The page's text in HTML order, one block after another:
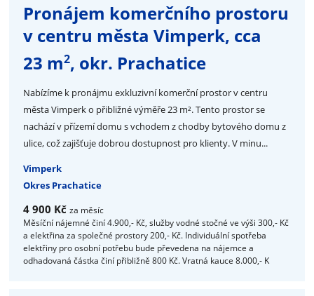
Pronájem komerčního prostoru
v centru města Vimperk, cca
23 m2, okr. Prachatice
Nabízíme k pronájmu exkluzivní komerční prostor v centru
města Vimperk o přibližné výměře 23 m². Tento prostor se
nachází v přízemí domu s vchodem z chodby bytového domu z
ulice, což zajišťuje dobrou dostupnost pro klienty. V minu...
Vimperk
Okres Prachatice
4 900 Kč za měsíc
Měsíční nájemné činí 4.900,- Kč, služby vodné stočné ve výši 300,- Kč
a elektřina za společné prostory 200,- Kč. Individuální spotřeba
elektřiny pro osobní potřebu bude převedena na nájemce a
odhadovaná částka činí přibližně 800 Kč. Vratná kauce 8.000,- K